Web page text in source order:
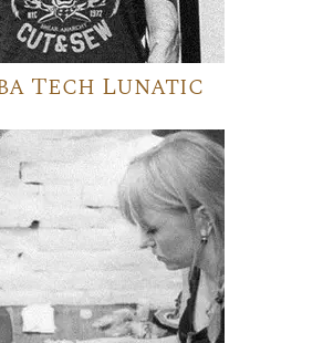
Tech Lunatic